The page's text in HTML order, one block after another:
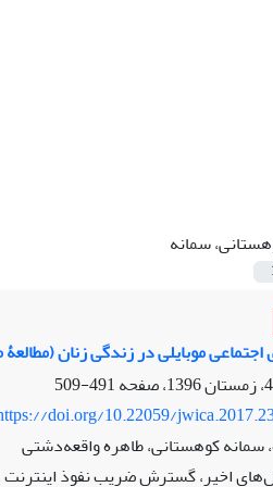
سمانه
موبایلی در زندگی زنان
491-509
doi.org/10.22059/
سمانه کوهستانی، طاهره واقعه‌دشتی
اخیر، گسترش ضریب نفوذ